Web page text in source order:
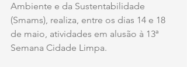
Ambiente e da Sustentabilidade
(Smams), realiza, entre os dias 14 e 18
de maio, atividades em alusão à 13ª
Semana Cidade Limpa.